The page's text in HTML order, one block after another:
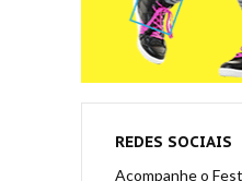
REDES SOCIAIS
Acompanhe o